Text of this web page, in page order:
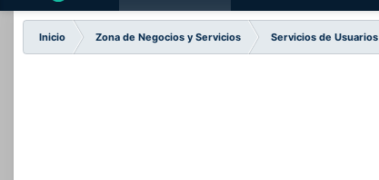
Inicio Zona de Negocios y Servicios Servicios de Usuarios